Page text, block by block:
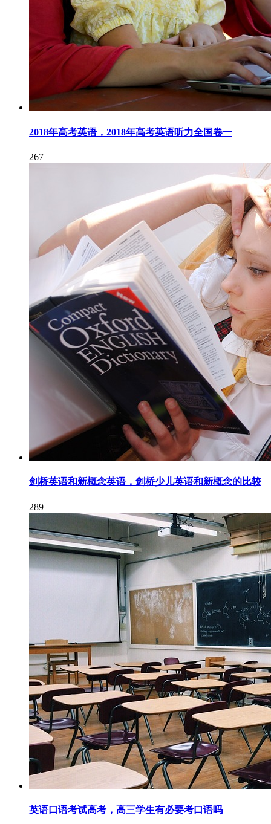
2018年高考英语，2018年高考英语听力全国卷一
267
剑桥英语和新概念英语，剑桥少儿英语和新概念的比较
289
英语口语考试高考，高三学生有必要考口语吗